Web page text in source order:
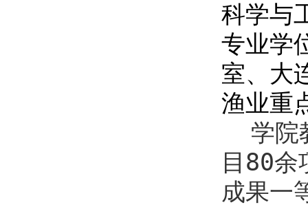
科学与
专业学
室、大
渔业重
学院
目 80余
成果一